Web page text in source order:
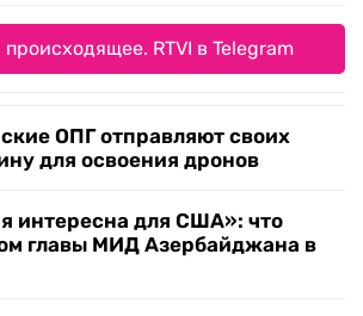
RTVI в Telegram
ОПГ отправляют своих
для освоения дронов
интересна для США»: что
главы МИД Азербайджана в